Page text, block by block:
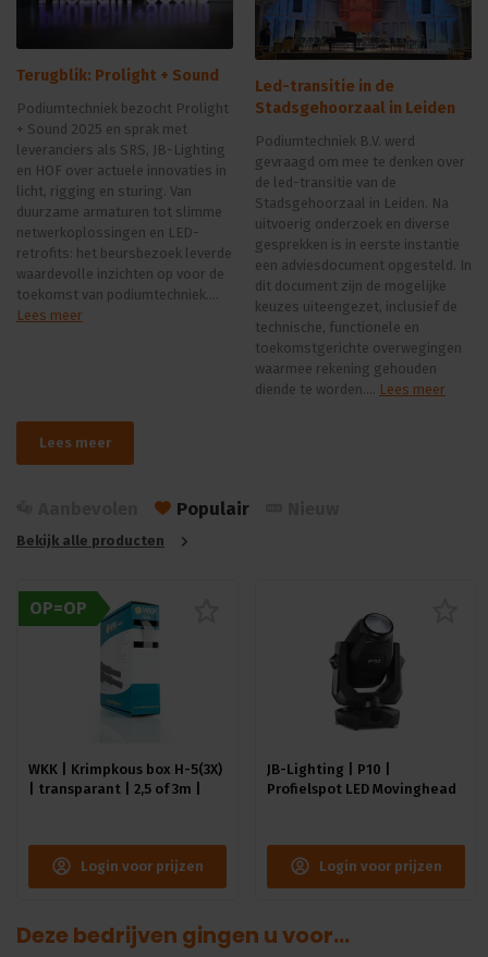
Terugblik: Prolight + Sound
Podiumtechniek bezocht Prolight
+ Sound 2025 en sprak met
leveranciers als SRS, JB-Lighting
en HOF over actuele innovaties in
licht, rigging en sturing. Van
duurzame armaturen tot slimme
netwerkoplossingen en LED-
retrofits: het beursbezoek leverde
waardevolle inzichten op voor de
toekomst van podiumtechniek....
Lees meer
Led-transitie in de
Stadsgehoorzaal in Leiden
Podiumtechniek B.V. werd
gevraagd om mee te denken over
de led-transitie van de
Stadsgehoorzaal in Leiden. Na
uitvoerig onderzoek en diverse
gesprekken is in eerste instantie
een adviesdocument opgesteld. In
dit document zijn de mogelijke
keuzes uiteengezet, inclusief de
technische, functionele en
toekomstgerichte overwegingen
waarmee rekening gehouden
diende te worden....
Lees meer
Lees meer
Populair
Bekijk alle producten
OP=OP
WKK | Krimpkous box H-5(3X)
| transparant | 2,5 of 3m |
Login voor prijzen
JB-Lighting | P10 |
Profielspot LED Movinghead
|4.4° - 60° | 18kg | CRI ≥92 -
Login voor prijzen
Deze bedrijven gingen u voor...